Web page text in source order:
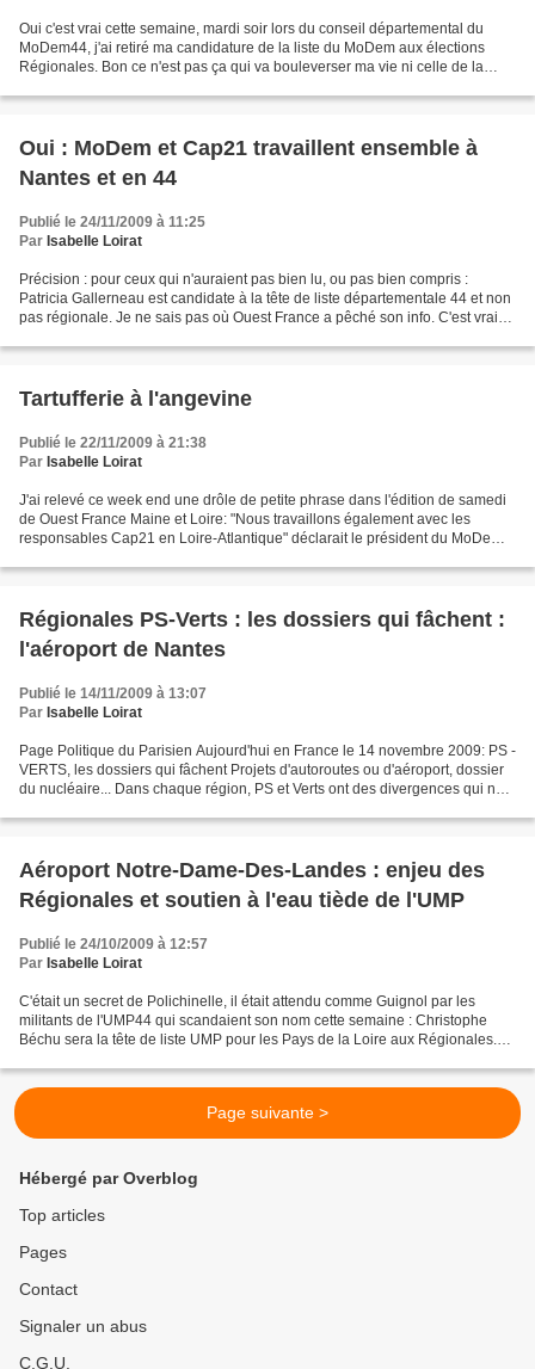
Oui c'est vrai cette semaine, mardi soir lors du conseil départemental du
MoDem44, j'ai retiré ma candidature de la liste du MoDem aux élections
Régionales. Bon ce n'est pas ça qui va bouleverser ma vie ni celle de la
Oui : MoDem et Cap21 travaillent ensemble à
Nantes et en 44
Publié le 24/11/2009 à 11:25
Par Isabelle Loirat
Précision : pour ceux qui n'auraient pas bien lu, ou pas bien compris :
Patricia Gallerneau est candidate à la tête de liste départementale 44 et non
pas régionale. Je ne sais pas où Ouest France a pêché son info. C'est vrai
Tartufferie à l'angevine
Publié le 22/11/2009 à 21:38
Par Isabelle Loirat
J'ai relevé ce week end une drôle de petite phrase dans l'édition de samedi
de Ouest France Maine et Loire: "Nous travaillons également avec les
responsables Cap21 en Loire-Atlantique" déclarait le président du MoDem
Régionales PS-Verts : les dossiers qui fâchent :
l'aéroport de Nantes
Publié le 14/11/2009 à 13:07
Par Isabelle Loirat
Page Politique du Parisien Aujourd'hui en France le 14 novembre 2009: PS -
VERTS, les dossiers qui fâchent Projets d'autoroutes ou d'aéroport, dossier
du nucléaire... Dans chaque région, PS et Verts ont des divergences qui ne
Aéroport Notre-Dame-Des-Landes : enjeu des
Régionales et soutien à l'eau tiède de l'UMP
Publié le 24/10/2009 à 12:57
Par Isabelle Loirat
C'était un secret de Polichinelle, il était attendu comme Guignol par les
militants de l'UMP44 qui scandaient son nom cette semaine : Christophe
Béchu sera la tête de liste UMP pour les Pays de la Loire aux Régionales.
Page suivante >
Hébergé par Overblog
Top articles
Pages
Contact
Signaler un abus
C.G.U.